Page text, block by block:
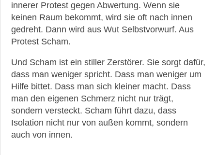
innerer Protest gegen Abwertung. Wenn sie
keinen Raum bekommt, wird sie oft nach innen
gedreht. Dann wird aus Wut Selbstvorwurf. Aus
Protest Scham.
Und Scham ist ein stiller Zerstörer. Sie sorgt dafür,
dass man weniger spricht. Dass man weniger um
Hilfe bittet. Dass man sich kleiner macht. Dass
man den eigenen Schmerz nicht nur trägt,
sondern versteckt. Scham führt dazu, dass
Isolation nicht nur von außen kommt, sondern
auch von innen.